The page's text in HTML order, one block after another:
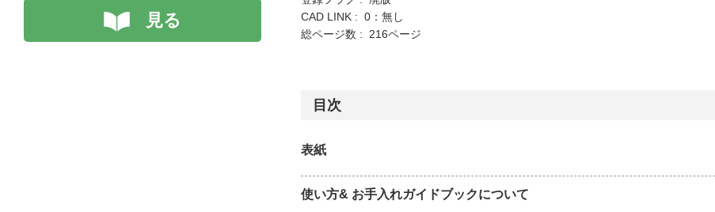
見る
CAD LINK : 0：無し
総ページ数 : 216ページ
目次
表紙
使い方& お手入れガイドブックについて